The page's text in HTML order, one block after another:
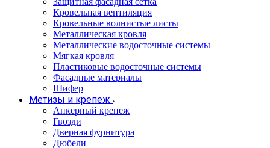
Кровельная вентиляция
Кровельные волнистые листы
Металлическая кровля
Металлические водосточные системы
Мягкая кровля
Пластиковые водосточные системы
Фасадные материалы
Шифер
Метизы и крепеж
Анкерный крепеж
Гвозди
Дверная фурнитура
Дюбели